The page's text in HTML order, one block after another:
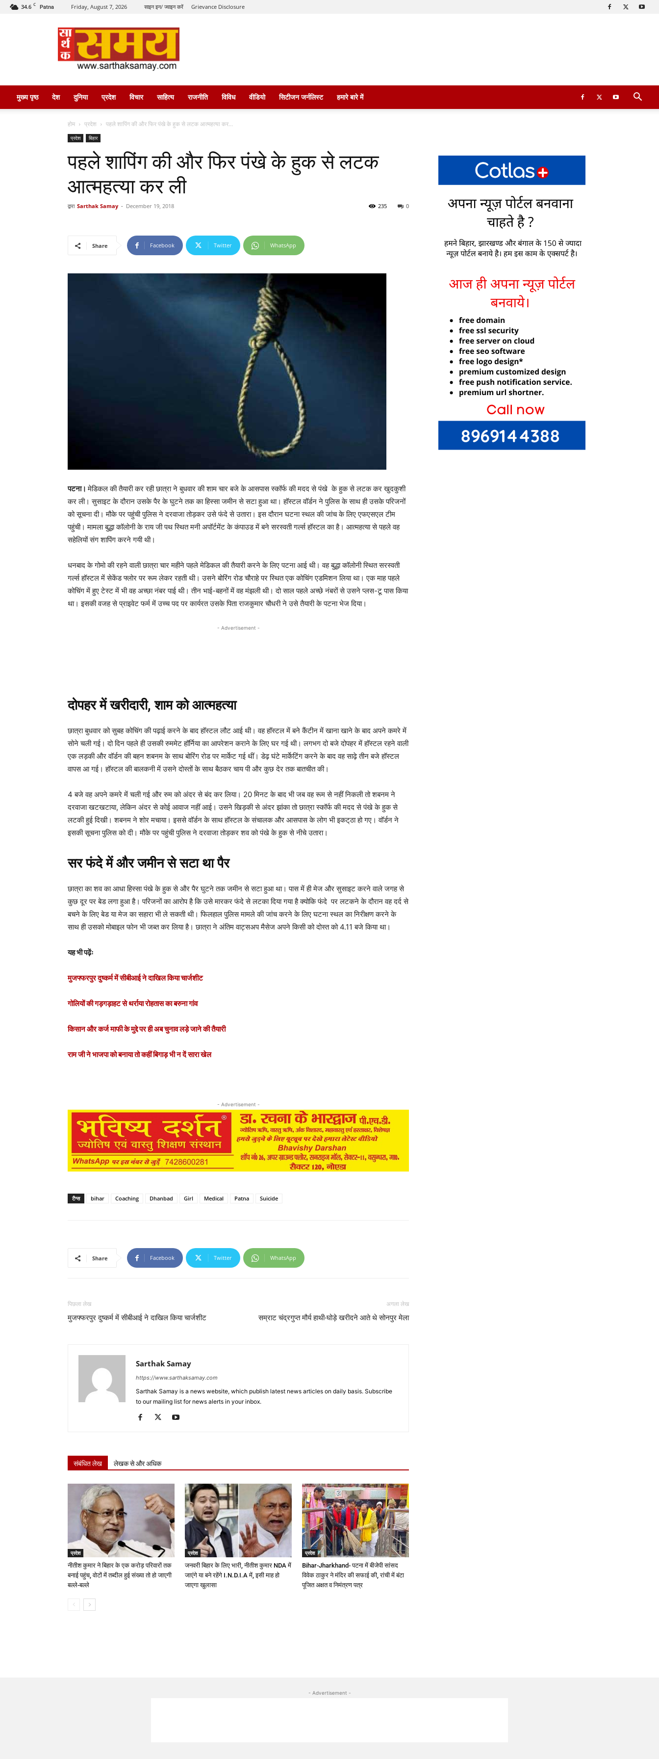
34.6 C Patna Friday, August 7, 2026 साइन इन/ ज्वाइन करें Grievance Disclosure
सार्थक
समय
मुख्य पृष्ठ देश दुनिया प्रदेश विचार साहित्य राजनीति विविध वीडियो सिटीजन जर्नलिस्ट हमारे बारे में
होम प्रदेश पहले शापिंग की और फिर पंखे के हुक से लटक आत्महत्या कर...
प्रदेश बिहार
पहले शापिंग की और फिर पंखे के हुक से लटक
आत्महत्या कर ली
द्वारा Sarthak Samay - December 19, 2018 0
235
Share Facebook Twitter WhatsApp
पटना।मेडिकल की तैयारी कर रही छात्रा ने बुधवार की शाम चार बजे के आसपास स्कॉर्फ की मदद से पंखे के हुक से लटक कर खुदकुशी
कर ली। सुसाइट के दौरान उसके पैर के घुटने तक का हिस्सा जमीन से सटा हुआ था। हॉस्टल वॉर्डन ने पुलिस के साथ ही उसके परिजनों
को सूचना दी। मौके पर पहुंची पुलिस ने दरवाजा तोड़कर उसे फंदे से उतारा। इस दौरान घटना स्थल की जांच के लिए एफएसएल टीम
पहुंची। मामला बुद्धा कॉलोनी के राय जी पथ स्थित मनी अपॉर्टमेंट के कंपाउड में बने सरस्वती गर्ल्स हॉस्टल का है। आत्महत्या से पहले वह
सहेलियों संग शापिंग करने गयी थी।
धनबाद के गोमो की रहने वाली छात्रा चार महीने पहले मेडिकल की तैयारी करने के लिए पटना आई थी। वह बुद्धा कॉलोनी स्थित सरस्वती
गर्ल्स हॉस्टल में सेकेंड फ्लोर पर रूम लेकर रहती थी। उसने बोरिंग रोड चौराहे पर स्थित एक कोचिंग एडमिशन लिया था। एक माह पहले
कोचिंग में हुए टेस्ट में भी वह अच्छा नंबर पाई थी। तीन भाई-बहनों में वह मंझली थी। दो साल पहले अच्छे नंबरों से उसने प्लस-टू पास किया
था। इसकी वजह से प्राइवेट फर्म में उच्च पद पर कार्यरत उसके पिता राजकुमार चौधरी ने उसे तैयारी के पटना भेज दिया।
- Advertisement -
दोपहर में खरीदारी,शाम को आत्महत्या
छात्रा बुधवार को सुबह कोचिंग की पढ़ाई करने के बाद हॉस्टल लौट आई थी। वह हॉस्टल में बने कैंटीन में खाना खाने के बाद अपने कमरे में
सोने चली गई। दो दिन पहले ही उसकी रुममेट हॉर्निया का आपरेशन कराने के लिए घर गई थी। लगभग दो बजे दोपहर में हॉस्टल रहने वाली
एक लड़की और वॉर्डन की बहन शबनम के साथ बोरिंग रोड पर मार्केट गई थीं। डेढ़ घंटे मार्केटिंग करने के बाद वह साढ़े तीन बजे हॉस्टल
वापस आ गई। हॉस्टल की बालकनी में उसने दोस्तों के साथ बैठकर चाय पी और कुछ देर तक बातचीत की।
4 बजे वह अपने कमरे में चली गई और रुम को अंदर से बंद कर लिया। 20 मिनट के बाद भी जब वह रूम से नहीं निकली तो शबनम ने
दरवाजा खटखटाया, लेकिन अंदर से कोई आवाज नहीं आई। उसने खिड़की से अंदर झांका तो छात्रा स्कॉर्फ की मदद से पंखे के हुक से
लटकी हुई दिखी। शबनम ने शोर मचाया। इससे वॉर्डन के साथ हॉस्टल के संचालक और आसपास के लोग भी इकट्‌ठा हो गए। वॉर्डन ने
इसकी सूचना पुलिस को दी। मौके पर पहुंची पुलिस ने दरवाजा तोड़कर शव को पंखे के हुक से नीचे उतारा।
सर फंदे में और जमीन से सटा था पैर
छात्रा का शव का आधा हिस्सा पंखे के हुक से और पैर घुटने तक जमीन से सटा हुआ था। पास में ही मेज और सुसाइट करने वाले जगह से
कुछ दूर पर बेड लगा हुआ है। परिजनों का आरोप है कि उसे मारकर फंदे से लटका दिया गया है क्योकि फंदे पर लटकने के दौरान वह दर्द से
बचने के लिए बेड या मेज का सहारा भी ले सकती थी। फिलहाल पुलिस मामले की जांच करने के लिए घटना स्थल का निरीक्षण करने के
साथ ही उसको मोबाइल फोन भी जब्त कर लिया है। छात्रा ने अंतिम वाट्सअप मैसेज अपने किसी को दोस्त को 4.11 बजे किया था।
यह भी पढ़ेंः
मुजफ्फरपुर दुष्कर्म में सीबीआई ने दाखिल किया चार्जशीट
गोलियों की गड़गड़ाहट से थर्राया रोहतास का बरुना गांव
किसान और कर्ज माफी के मुद्दे पर ही अब चुनाव लड़े जाने की तैयारी
राम जी ने भाजपा को बनाया तो कहीं बिगाड़ भी न दें सारा खेल
- Advertisement -
टैग्स bihar Coaching Dhanbad Girl Medical Patna Suicide
Share Facebook Twitter WhatsApp
पिछला लेख
मुजफ्फरपुर दुष्कर्म में सीबीआई ने दाखिल किया चार्जशीट
अगला लेख
सम्राट चंद्रगुप्त मौर्य हाथी-घोड़े खरीदने आते थे सोनपुर मेला
Sarthak Samay
https://www.sarthaksamay.com
Sarthak Samay is a news website, which publish latest news articles on daily basis. Subscribe
to our mailing list for news alerts in your inbox.
संबंधित लेख लेखक से और अधिक
प्रदेश
नीतीश कुमार ने बिहार के एक करोड़ परिवारों तक
बनाई पहुंच, वोटों में तब्दील हुई संख्या तो हो जाएगी
बल्ले-बल्ले
प्रदेश
जनवरी बिहार के लिए भारी, नीतीश कुमार NDA में
जाएंगे या बने रहेंगे I.N.D.I.A में, इसी माह हो
जाएगा खुलासा
प्रदेश
Bihar-Jharkhand- पटना में बीजेपी सांसद
विवेक ठाकुर ने मंदिर की सफाई की, रांची में बंटा
पूजित अक्षत व निमंत्रण पत्र
- Advertisement -